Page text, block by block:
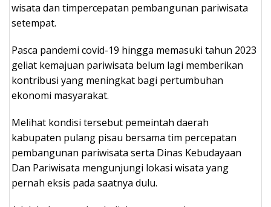
wisata dan timpercepatan pembangunan pariwisata
setempat.
Pasca pandemi covid-19 hingga memasuki tahun 2023
geliat kemajuan pariwisata belum lagi memberikan
kontribusi yang meningkat bagi pertumbuhan
ekonomi masyarakat.
Melihat kondisi tersebut pemeintah daerah
kabupaten pulang pisau bersama tim percepatan
pembangunan pariwisata serta Dinas Kebudayaan
Dan Pariwisata mengunjungi lokasi wisata yang
pernah eksis pada saatnya dulu.